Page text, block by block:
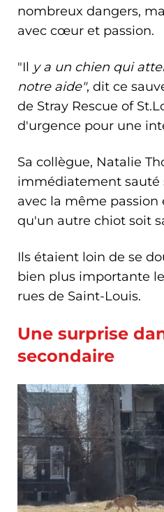
nombreux dangers,
avec cœur et passion.
"Il y a un chien qui
notre aide", dit ce
de Stray Rescue of
d'urgence pour une
Sa collègue, Natalie
immédiatement sauté
avec la même
qu'un autre chiot soit
Ils étaient loin de se
bien plus importante
rues de Saint-Louis.
Une surprise
secondaire